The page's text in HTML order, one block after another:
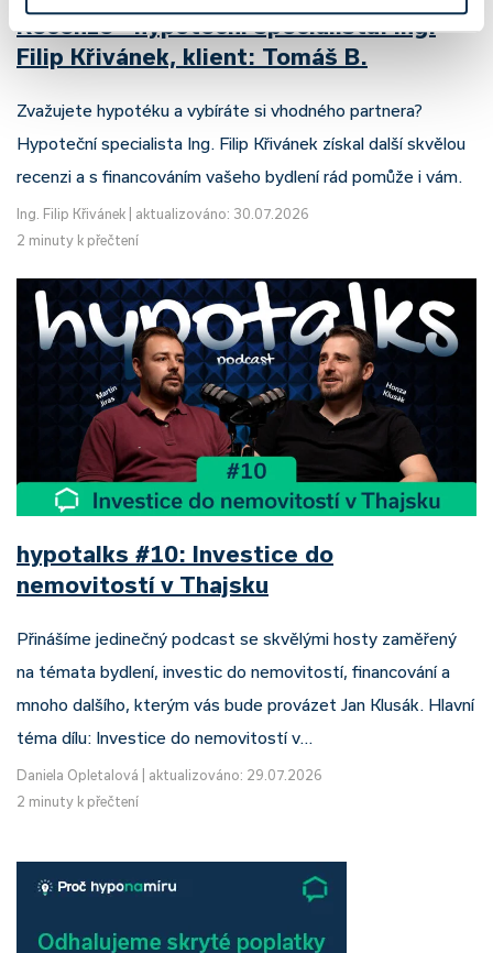
Recenze - hypoteční specialista: Ing.
Filip Křivánek, klient: Tomáš B.
Zvažujete hypotéku a vybíráte si vhodného partnera?
Hypoteční specialista Ing. Filip Křivánek získal další skvělou
recenzi a s financováním vašeho bydlení rád pomůže i vám.
Ing. Filip Křivánek
aktualizováno: 30.07.2026
2 minuty k přečtení
hypotalks #10: Investice do
nemovitostí v Thajsku
Přinášíme jedinečný podcast se skvělými hosty zaměřený
na témata bydlení, investic do nemovitostí, financování a
mnoho dalšího, kterým vás bude provázet Jan Klusák. Hlavní
téma dílu: Investice do nemovitostí v…
Daniela Opletalová
aktualizováno: 29.07.2026
2 minuty k přečtení